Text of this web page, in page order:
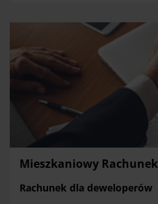
Mieszkaniowy
Rachunek dla deweloperów